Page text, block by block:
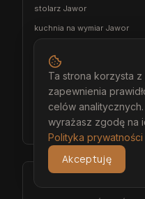
stolarz Jawor
kuchnia na wymiar Jawor
garderoba na wymiar Jawor
wiatrołap na wymiar Jawor
meble łazienkowe na
meble pokojowe na wymiar
Ta strona korzysta
zapewnienia
celów
wyrażasz zgodę na
Polityka prywatności
Akceptuję